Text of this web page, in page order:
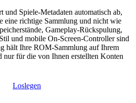
Spiele-Metadaten automatisch ab,
eine richtige Sammlung und nicht wie
Gameplay-Rückspulung,
und mobile On-Screen-Controller sind
hält Ihre ROM-Sammlung auf Ihrem
nur für die von Ihnen erstellten Konten
Loslegen